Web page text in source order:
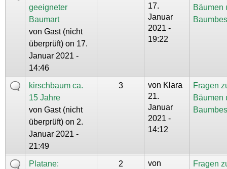
geeigneter
Baumart
von Gast (nicht
überprüft) on 17.
Januar 2021 -
14:46
17.
Januar
2021 -
19:22
Bäumen
kirschbaum ca.
15 Jahre
von Gast (nicht
überprüft) on 2.
Januar 2021 -
21:49
3 von Klara
21.
Januar
2021 -
14:12
Fragen
Bäumen
Platane:
2
von
Fragen